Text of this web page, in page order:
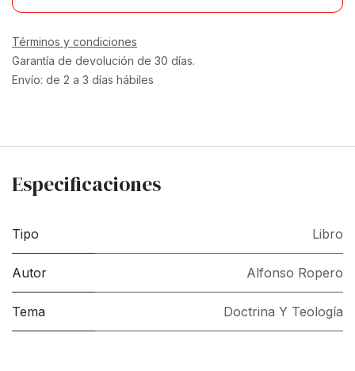
Términos y condiciones
Garantía de devolución de 30 días.
Envío: de 2 a 3 días hábiles
Especificaciones
Tipo Libro
Autor Alfonso Ropero
Tema Doctrina Y Teología